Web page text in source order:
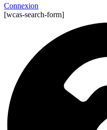
Connexion
[wcas-search-form]